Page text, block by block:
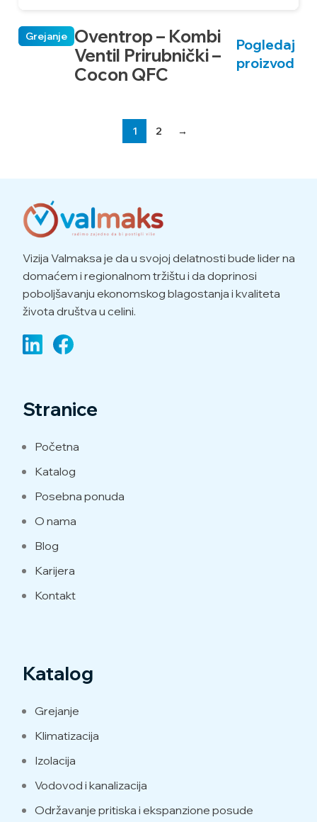
Oventrop – Kombi
Ventil Prirubnički –
Cocon QFC
Grejanje
Pogledaj
proizvod
1 2 →
Vizija Valmaksa je da u svojoj delatnosti bude lider na
domaćem i regionalnom tržištu i da doprinosi
poboljšavanju ekonomskog blagostanja i kvaliteta
života društva u celini.
Stranice
Početna
Katalog
Posebna ponuda
O nama
Blog
Karijera
Kontakt
Katalog
Grejanje
Klimatizacija
Izolacija
Vodovod i kanalizacija
Održavanje pritiska i ekspanzione posude